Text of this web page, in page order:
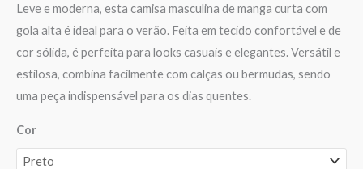
Leve e moderna, esta camisa masculina de manga curta com
gola alta é ideal para o verão. Feita em tecido confortável e de
cor sólida, é perfeita para looks casuais e elegantes. Versátil e
estilosa, combina facilmente com calças ou bermudas, sendo
uma peça indispensável para os dias quentes.
Cor